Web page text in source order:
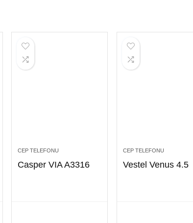
CEP TELEFONU
Casper VIA A3316
CEP TELEFONU
Vestel Venus 4.5